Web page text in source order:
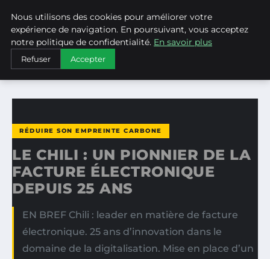
WEARECLIMATECONTROL
ACCUEIL
RÉDUIRE SON EMPREINTE CARBONE
LE CHILI : UN PIONNIER DE LA FACTURE ÉLECTRONIQUE…
RÉDUIRE SON EMPREINTE CARBONE
LE CHILI : UN PIONNIER DE LA
FACTURE ÉLECTRONIQUE
DEPUIS 25 ANS
EN BREF Chili : leader en matière de facture
électronique. 25 ans d’innovation dans le
domaine de la digitalisation. Mise en place d’un
Nous utilisons des cookies pour améliorer votre
expérience de navigation. En poursuivant, vous acceptez
notre politique de confidentialité. En savoir plus
Refuser Accepter